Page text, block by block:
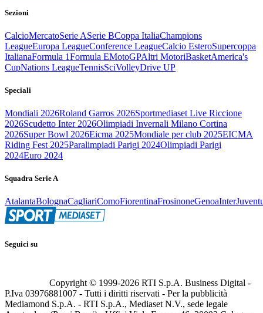
Sezioni
CalcioMercatoSerie ASerie BCoppa ItaliaChampions
LeagueEuropa LeagueConference LeagueCalcio EsteroSupercoppa
ItalianaFormula 1Formula EMotoGPAltri MotoriBasketAmerica's
CupNations LeagueTennisSciVolleyDrive UP
Speciali
Mondiali 2026Roland Garros 2026Sportmediaset Live Riccione
2026Scudetto Inter 2026Olimpiadi Invernali Milano Cortina
2026Super Bowl 2026Eicma 2025Mondiale per club 2025EICMA
Riding Fest 2025Paralimpiadi Parigi 2024Olimpiadi Parigi
2024Euro 2024
Squadra Serie A
AtalantaBolognaCagliariComoFiorentinaFrosinoneGenoaInter
Seguici su
Copyright © 1999-2026 RTI S.p.A. Business Digital -
P.Iva 03976881007 - Tutti i diritti riservati - Per la pubblicità
Mediamond S.p.A. - RTI S.p.A., Mediaset N.V., sede legale